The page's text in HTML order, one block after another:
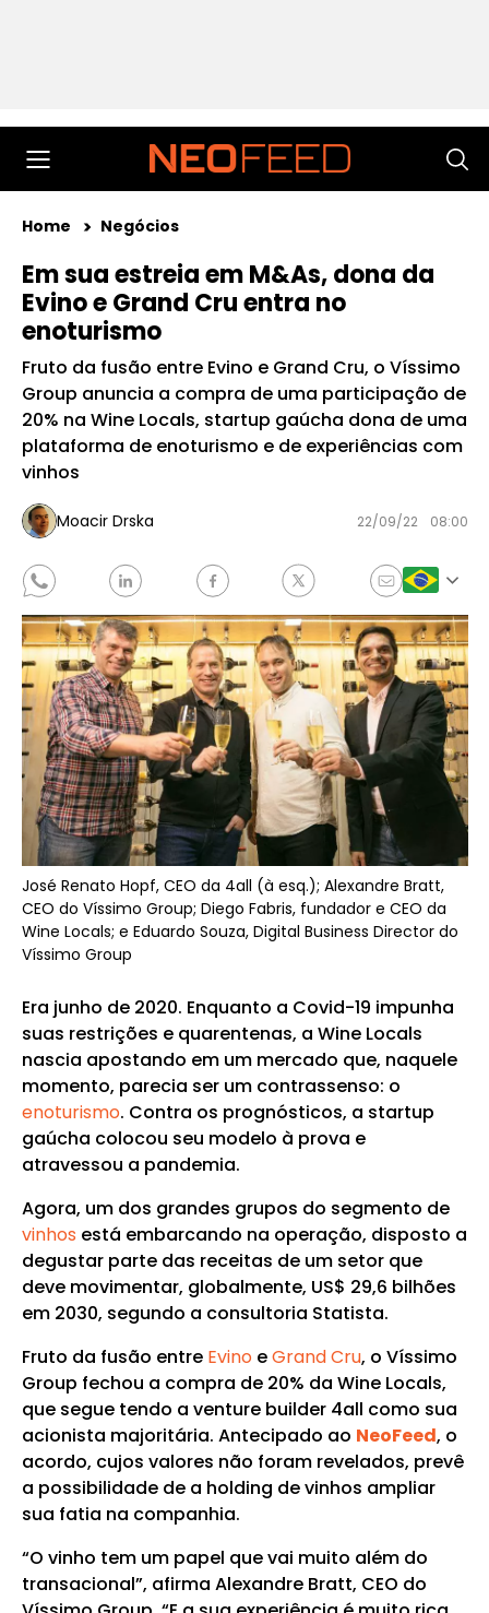
Home Negócios
Em sua estreia em M&As, dona da
Evino e Grand Cru entra no
enoturismo
Fruto da fusão entre Evino e Grand Cru, o Víssimo
Group anuncia a compra de uma participação de
20% na Wine Locals, startup gaúcha dona de uma
plataforma de enoturismo e de experiências com
vinhos
Moacir Drska 22/09/22 08:00
José Renato Hopf, CEO da 4all (à esq.); Alexandre Bratt,
CEO do Víssimo Group; Diego Fabris, fundador e CEO da
Wine Locals; e Eduardo Souza, Digital Business Director do
Víssimo Group
Era junho de 2020. Enquanto a Covid-19 impunha
suas restrições e quarentenas, a Wine Locals
nascia apostando em um mercado que, naquele
momento, parecia ser um contrassenso: o
enoturismo. Contra os prognósticos, a startup
gaúcha colocou seu modelo à prova e
atravessou a pandemia.
Agora, um dos grandes grupos do segmento de
vinhos está embarcando na operação, disposto a
degustar parte das receitas de um setor que
deve movimentar, globalmente, US$ 29,6 bilhões
em 2030, segundo a consultoria Statista.
Fruto da fusão entre EvinoeGrand Cru, o Víssimo
Group fechou a compra de 20% da Wine Locals,
que segue tendo a venture builder 4all como sua
acionista majoritária. Antecipado ao NeoFeed, o
acordo, cujos valores não foram revelados, prevê
a possibilidade de a holding de vinhos ampliar
sua fatia na companhia.
“O vinho tem um papel que vai muito além do
transacional”, afirma Alexandre Bratt, CEO do